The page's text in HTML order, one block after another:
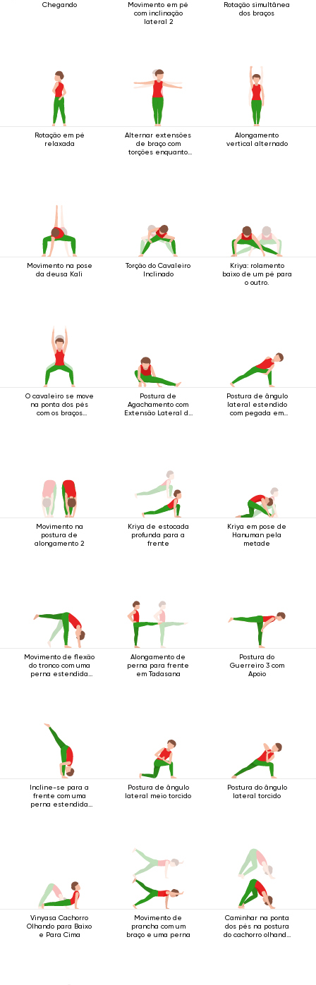
Chegando
Movimento em pé
com inclinação
lateral 2
Rotação simultânea
dos braços
Rotação em pé
relaxada
Alternar extensões
de braço com
torções enquanto
Alongamento
vertical alternado
Movimento na pose
da deusa Kali
Torção do Cavaleiro
Inclinado
Kriya: rolamento
baixo de um pé para
o outro.
O cavaleiro se move
na ponta dos pés
com os braços
Postura de
Agachamento com
Extensão Lateral da
Postura de ângulo
lateral estendido
com pegada em
Movimento na
postura de
alongamento 2
Kriya de estocada
profunda para a
frente
Kriya em pose de
Hanuman pela
metade
Movimento de flexão
do tronco com uma
perna estendida
Alongamento de
perna para frente
em Tadasana
Postura do
Guerreiro 3 com
Apoio
Incline-se para a
frente com uma
perna estendida
Postura de ângulo
lateral meio torcido
Postura do ângulo
lateral torcido
Vinyasa Cachorro
Olhando para Baixo
e Para Cima
Movimento de
prancha com um
braço e uma perna
Caminhar na ponta
dos pés na postura
do cachorro olhando